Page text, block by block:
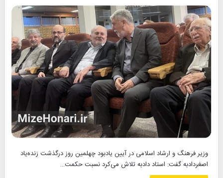
وزیر فرهنگ و ارشاد اسلامی در آیین یادبود چهلمین روز درگذشت زنده‌یاد
اصغردادبه گفت: استاد دادبه تلاش می‌کرد نسبت حکمت…